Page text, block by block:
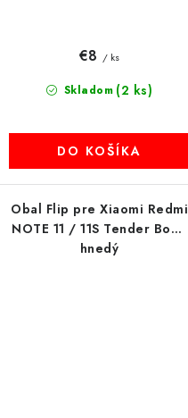
Skladom (2 ks)
€8 / ks
DO KOŠÍKA
Obal Flip pre Xiaomi Redmi
NOTE 11 / 11S Tender Book
hnedý